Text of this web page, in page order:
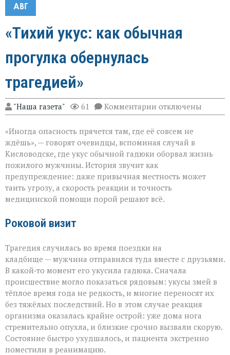
АВГ
«Тихий укус: как обычная
прогулка обернулась
трагедией»
"Наша газета" 61 Комментарии к
записи
укус:
как
обычная
прогулка
обернулась
трагедией»
отключены
«Иногда опасность прячется там, где её совсем не
ждёшь», — говорят очевидцы, вспоминая случай в
Кисловодске, где укус обычной гадюки оборвал жизнь
пожилого мужчины. История звучит как
предупреждение: даже привычная местность может
таить угрозу, а скорость реакции и точность
медицинской помощи порой решают всё.
Роковой визит
Трагедия случилась во время поездки на
кладбище — мужчина отправился туда вместе с друзьями.
В какой‑то момент его укусила гадюка. Сначала
происшествие могло показаться рядовым: укусы змей в
тёплое время года не редкость, и многие переносят их
без тяжёлых последствий. Но в этом случае реакция
организма оказалась крайне острой: уже дома нога
стремительно опухла, и близкие срочно вызвали скорую.
Состояние быстро ухудшалось, и пациента экстренно
поместили в реанимацию.